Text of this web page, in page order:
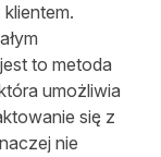
to metoda
umożliwia
się z
nie